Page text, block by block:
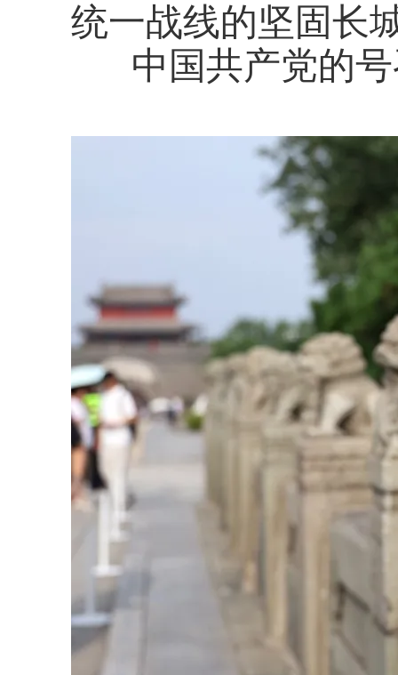
统一战线的坚固长
中国共产党的